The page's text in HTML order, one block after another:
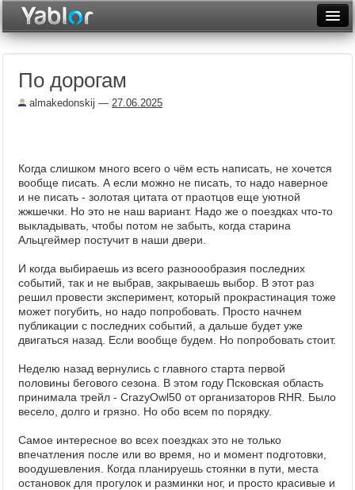
Месяц
Архив
Фототоп
Видеотоп
По дорогам
almakedonskij — 27.06.2025
Когда слишком много всего о чём есть написать, не хочется
вообще писать. А если можно не писать, то надо наверное
и не писать - золотая цитата от праотцов еще уютной
жжшечки. Но это не наш вариант. Надо же о поездках что-то
выкладывать, чтобы потом не забыть, когда старина
Альцгеймер постучит в наши двери.
И когда выбираешь из всего разноообразия последних
событий, так и не выбрав, закрываешь выбор. В этот раз
решил провести эксперимент, который прокрастинация тоже
может погубить, но надо попробовать. Просто начнем
публикации с последних событий, а дальше будет уже
двигаться назад. Если вообще будем. Но попробовать стоит.
Неделю назад вернулись с главного старта первой
половины бегового сезона. В этом году Псковская область
принимала трейл - CrazyOwl50 от организаторов RHR. Было
весело, долго и грязно. Но обо всем по порядку.
Самое интересное во всех поездках это не только
впечатления после или во время, но и момент подготовки,
воодушевления. Когда планируешь стоянки в пути, места
остановок для прогулок и разминки ног, и просто красивые и